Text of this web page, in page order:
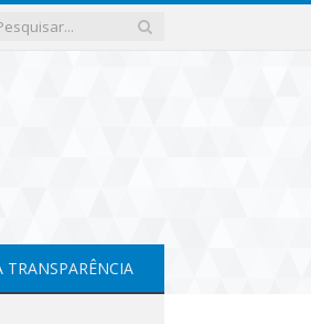
TRANSPARÊNCIA